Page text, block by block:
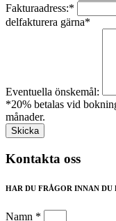
Fakturaadress:*
delfakturera gärna*
Eventuella önskemål:
*20% betalas vid
månader.
Kontakta oss
HAR DU FRÅGOR INNAN DU
Namn *